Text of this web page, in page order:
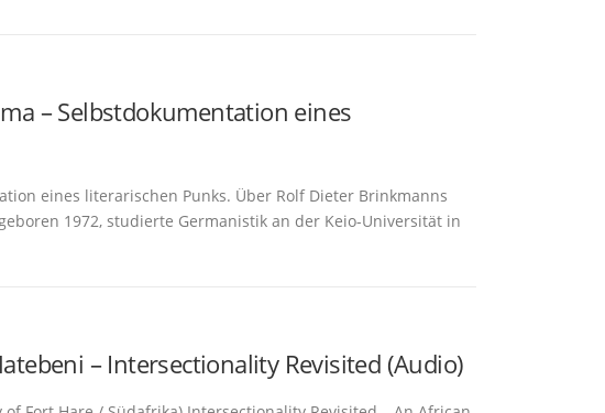
– Selbstdokumentation eines
eines literarischen Punks. Über Rolf Dieter Brinkmanns
1972, studierte Germanistik an der Keio-Universität in
– Intersectionality Revisited (Audio)